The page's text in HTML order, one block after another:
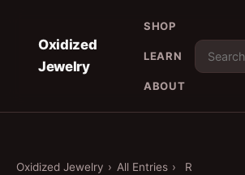
Oxidized
Jewelry
SHOP
LEARN
ABOUT
Oxidized Jewelry › All Entries › R